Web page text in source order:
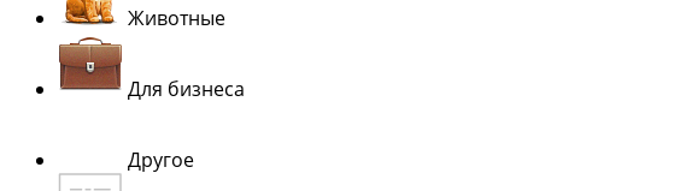
Животные
Для бизнеса
Другое